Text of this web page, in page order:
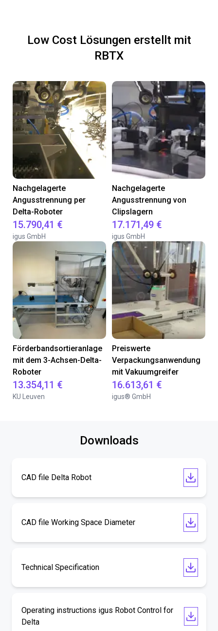
Low Cost Lösungen erstellt mit
RBTX
Nachgelagerte
Angusstrennung per
Delta-Roboter
15.790,41 €
igus GmbH
Nachgelagerte
Angusstrennung von
Clipslagern
17.171,49 €
igus GmbH
Förderbandsortieranlage
mit dem 3-Achsen-Delta-
Roboter
13.354,11 €
KU Leuven
Preiswerte
Verpackungsanwendung
mit Vakuumgreifer
16.613,61 €
igus® GmbH
Downloads
CAD file Delta Robot
CAD file Working Space Diameter
Technical Specification
Operating instructions igus Robot Control for
Delta